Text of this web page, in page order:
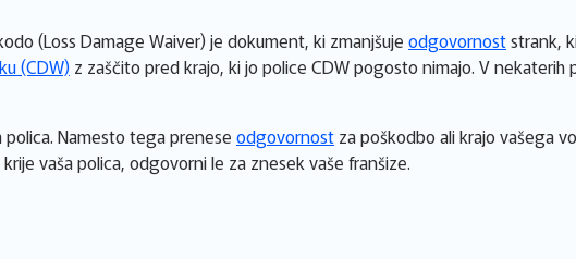
(Loss Damage Waiver) je dokument, ki zmanjšuje odgovornoststrank,
(CDW) z zaščito pred krajo, ki jo police CDW pogosto nimajo. V nekaterih
Namesto tega prenese odgovornost za poškodbo ali krajo vašega
vaša polica, odgovorni le za znesek vaše franšize.